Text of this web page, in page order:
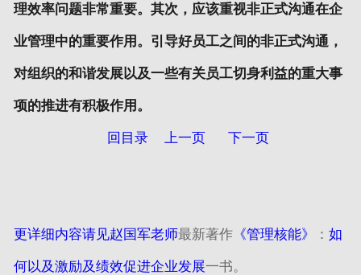
理效率问题非常重要。其次，应该重视非正式沟通在企
业管理中的重要作用。引导好员工之间的非正式沟通，
对组织的和谐发展以及一些有关员工切身利益的重大事
项的推进有积极作用。
回目录 上一页 下一页
更详细内容请见赵国军老师最新著作《管理核能》 ： 如
何以及激励及绩效促进企业发展一书。